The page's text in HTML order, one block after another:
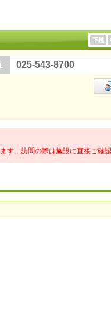
025-543-8700
。訪問の際は施設に直接ご確認